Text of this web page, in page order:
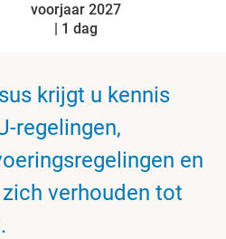
voorjaar 2027
| 1 dag
krijgt u kennis
regelingen,
en
verhouden tot